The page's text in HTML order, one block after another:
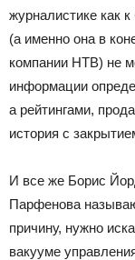
журналистике как
(а именно она в
компании НТВ) не
информации
а рейтингами,
история с
И все же Борис
Парфенова
причину, нужно
вакууме